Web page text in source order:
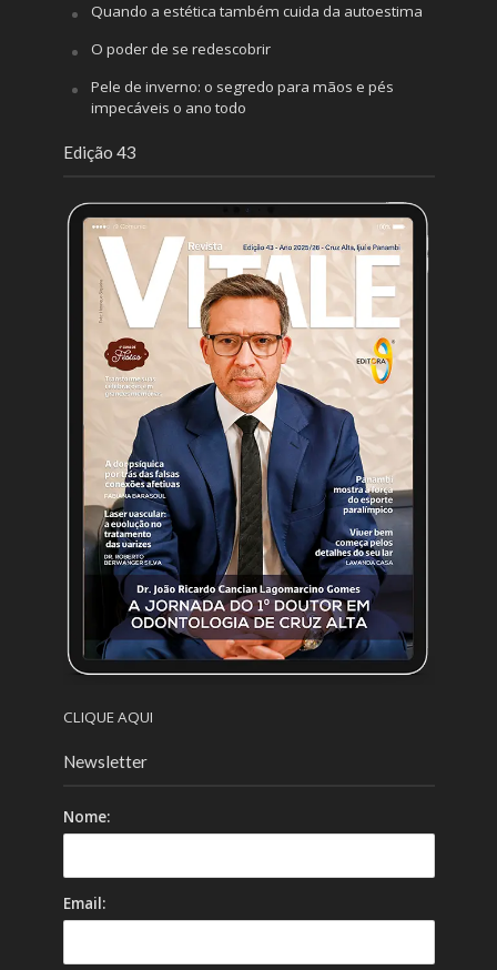
Quando a estética também cuida da autoestima
O poder de se redescobrir
Pele de inverno: o segredo para mãos e pés
impecáveis o ano todo
Edição 43
CLIQUE AQUI
Newsletter
Nome:
Email: